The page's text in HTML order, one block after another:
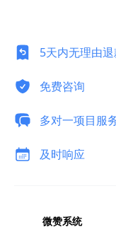
5天内无理由
免费咨询
多对一项目服
及时响应
微赞系统